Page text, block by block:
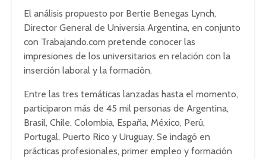
El análisis propuesto por Bertie Benegas Lynch,
Director General de Universia Argentina, en conjunto
con Trabajando.com pretende conocer las
impresiones de los universitarios en relación con la
inserción laboral y la formación.
Entre las tres temáticas lanzadas hasta el momento,
participaron más de 45 mil personas de Argentina,
Brasil, Chile, Colombia, España, México, Perú,
Portugal, Puerto Rico y Uruguay. Se indagó en
prácticas profesionales, primer empleo y formación